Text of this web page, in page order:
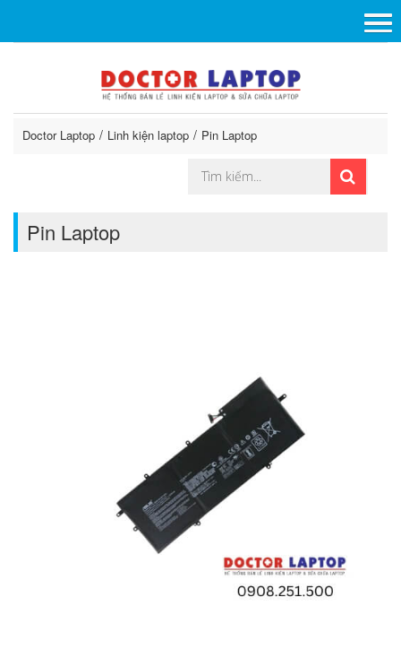
Doctor Laptop Linh kiện laptop Pin Laptop
Pin Laptop